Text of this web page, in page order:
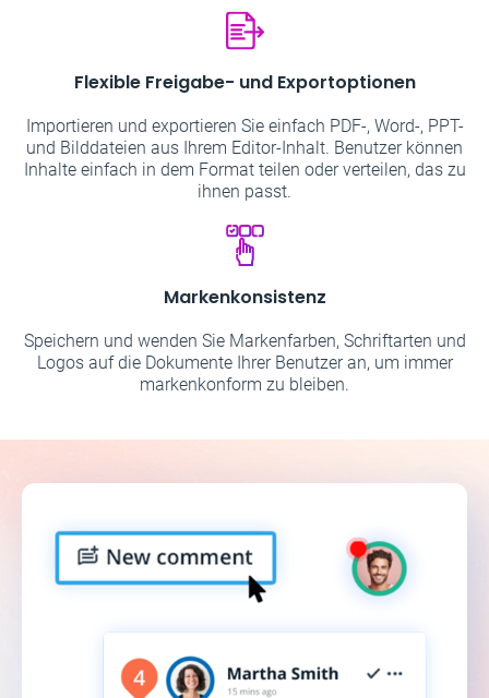
Flexible Freigabe- und Exportoptionen
Importieren und exportieren Sie einfach PDF-, Word-, PPT-
und Bilddateien aus Ihrem Editor-Inhalt. Benutzer können
Inhalte einfach in dem Format teilen oder verteilen, das zu
ihnen passt.
Markenkonsistenz
Speichern und wenden Sie Markenfarben, Schriftarten und
Logos auf die Dokumente Ihrer Benutzer an, um immer
markenkonform zu bleiben.